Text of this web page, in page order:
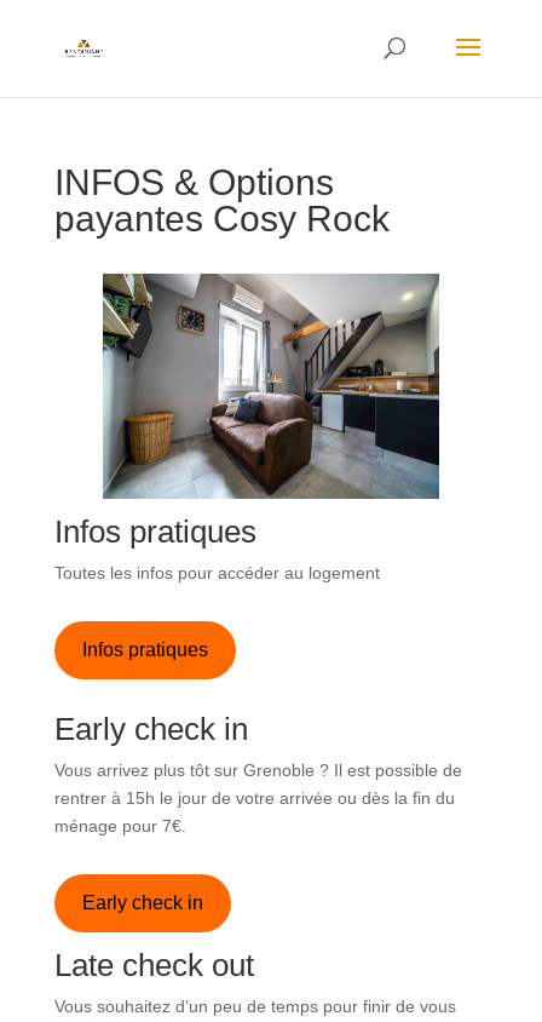
INFOS & Options
payantes Cosy Rock
Infos pratiques
Toutes les infos pour accéder au logement
Infos pratiques
Early check in
Vous arrivez plus tôt sur Grenoble ? Il est possible de
rentrer à 15h le jour de votre arrivée ou dès la fin du
ménage pour 7€.
Early check in
Late check out
Vous souhaitez d’un peu de temps pour finir de vous